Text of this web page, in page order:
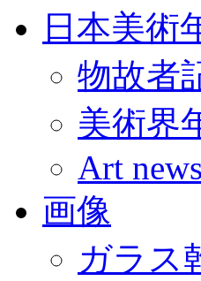
日本美術
物故者
美術界
Art
画像
ガラス